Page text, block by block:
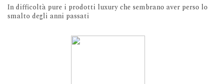
In difficoltà pure i prodotti luxury che sembrano aver perso lo
smalto degli anni passati